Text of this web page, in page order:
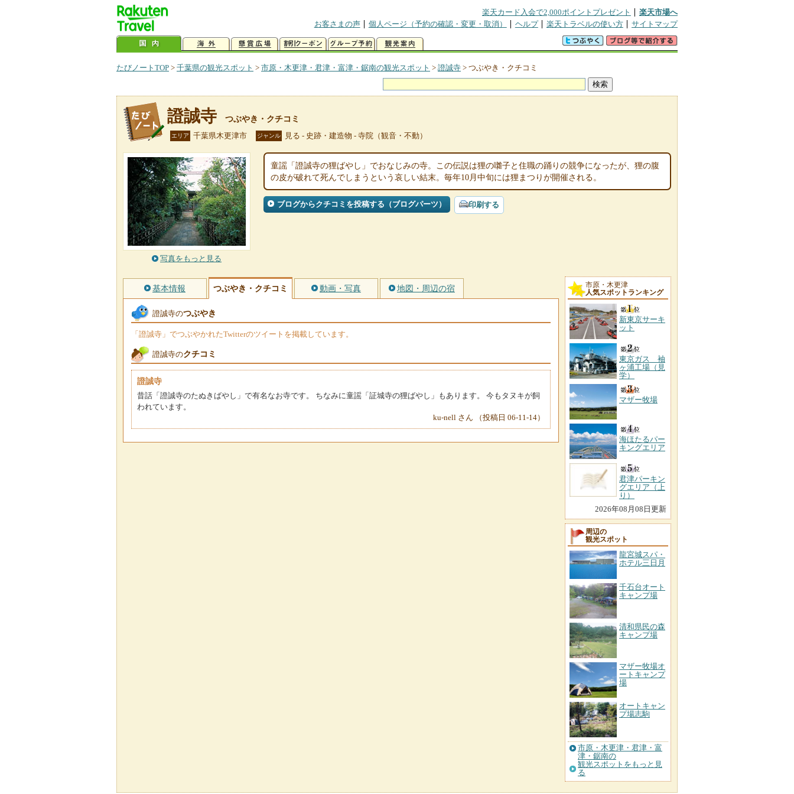
楽天カード入会で2,000ポイントプレゼント
楽天市場へ
お客さまの声
個人ページ（予約の確認・変更・取消） ヘルプ 楽天トラベルの使い方 サイトマップ
たびノートTOP > 千葉県の観光スポット > 市原・木更津・君津・富津・鋸南の観光スポット > 證誠寺 > つぶやき・クチコミ
證誠寺 つぶやき・クチコミ
エリア 千葉県木更津市 ジャンル 見る - 史跡・建造物 - 寺院（観音・不動）
写真をもっと見る
童謡「證誠寺の狸ばやし」でおなじみの寺。この伝説は狸の囃子と住職の踊りの競争になったが、狸の腹
の皮が破れて死んでしまうという哀しい結末。毎年10月中旬には狸まつりが開催される。
ブログからクチコミを投稿する（ブログパーツ） 印刷する
基本情報 つぶやき・クチコミ 動画・写真 地図・周辺の宿
證誠寺のつぶやき
「證誠寺」でつぶやかれたTwitterのツイートを掲載しています。
證誠寺のクチコミ
證誠寺
昔話「證誠寺のたぬきばやし」で有名なお寺です。 ちなみに童謡「証城寺の狸ばやし」もあります。 今もタヌキが飼
われています。
ku-nell さん （投稿日 06-11-14）
市原・木更津
人気スポットランキング
新東京サーキ
ット
東京ガス 袖
ヶ浦工場（見
学）
マザー牧場
海ほたるパー
キングエリア
君津パーキン
グエリア（上
り）
2026年08月08日更新
周辺の
観光スポット
龍宮城スパ・
ホテル三日月
千石台オート
キャンプ場
清和県民の森
キャンプ場
マザー牧場オ
ートキャンプ
場
オートキャン
プ場志駒
市原・木更津・君津・富
津・鋸南の
観光スポットをもっと見
る